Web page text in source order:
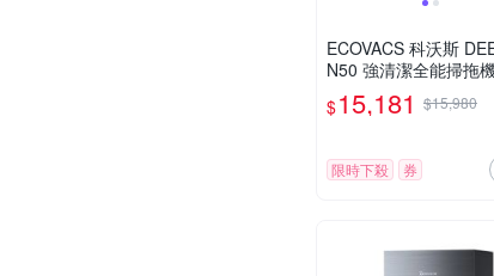
ECOVACS 科沃斯
N50 強清潔全能掃拖
$15,181 $15,980
限時下殺 券